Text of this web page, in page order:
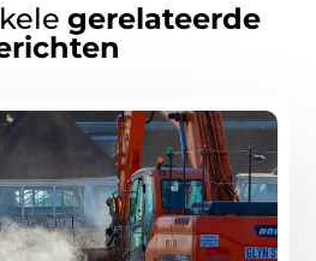
gerelateerde